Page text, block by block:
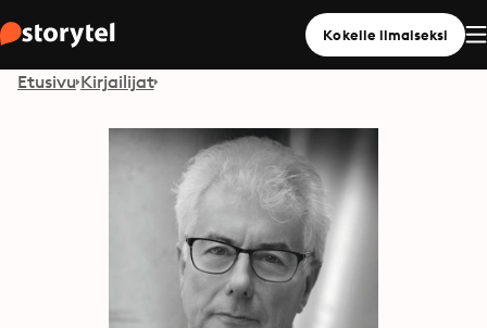
Kokeile ilmaiseksi
Etusivu Kirjailijat